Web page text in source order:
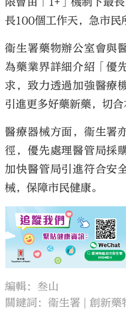
長100個工作天，急市民
衞生署藥物辦公室會與
為藥業界詳細介紹「優
求，致力透過加強醫療
引進更多好藥新藥，切合
醫療器械方面，衞生署
徑，優先處理醫管局採
加快醫管局引進符合安
械，保障市民健康。
編輯：叁山
關鍵詞：衞生署 創新藥